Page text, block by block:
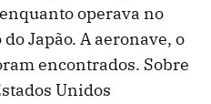
enquanto operava no
Japão. A aeronave, o
encontrados. Sobre
Unidos